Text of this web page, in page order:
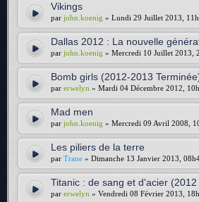
Vikings
par john.koenig » Lundi 29 Juillet 2013,
Dallas 2012 : La nouvelle
par john.koenig » Mercredi 10 Juillet 2013,
Bomb girls (2012-2013
par erwelyn » Mardi 04 Décembre 2012,
Mad men
par john.koenig » Mercredi 09 Avril 2008,
Les piliers de la terre
par Trane » Dimanche 13 Janvier 2013,
Titanic : de sang et d'acier (2012
par erwelyn » Vendredi 08 Février 2013,